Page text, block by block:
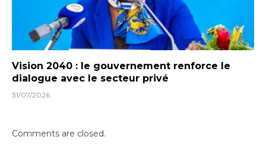
Vision 2040 : le gouvernement renforce le
dialogue avec le secteur privé
31/07/2026
Comments are closed.